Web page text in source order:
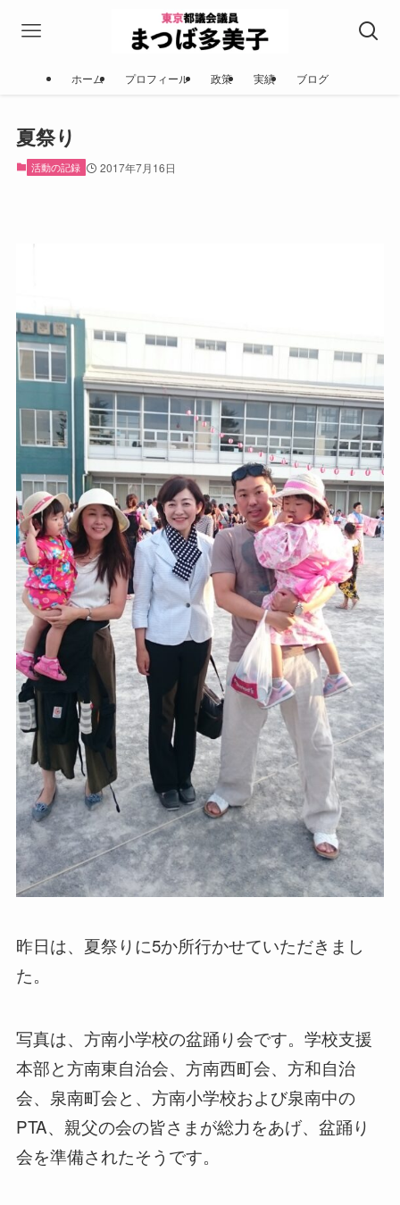
ホーム プロフィール 政策 実績 ブログ
夏祭り
活動の記録 2017年7月16日
昨日は、夏祭りに5か所行かせていただきまし
た。
写真は、方南小学校の盆踊り会です。学校支援
本部と方南東自治会、方南西町会、方和自治
会、泉南町会と、方南小学校および泉南中の
PTA、親父の会の皆さまが総力をあげ、盆踊り
会を準備されたそうです。